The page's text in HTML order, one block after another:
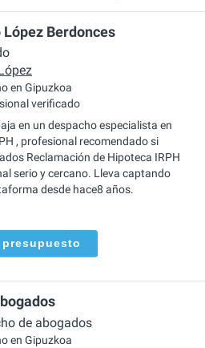
Berdonces
en Gipuzkoa
verificado
en un despacho especialista en
, profesional recomendado si
Reclamación de Hipoteca IRPH
serio y cercano. Lleva captando
desde hace8 años.
presupuesto
de abogados
en Gipuzkoa